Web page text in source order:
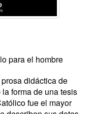
para el hombre
didáctica de
forma de una tesis
fue el mayor